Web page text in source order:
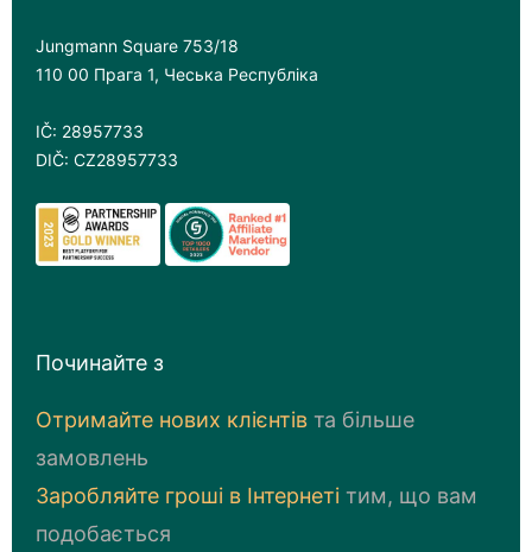
Jungmann Square 753/18
110 00 Прага 1, Чеська Республіка
IČ: 28957733
DIČ: CZ28957733
Починайте з
Отримайте нових клієнтів та більше
замовлень
Заробляйте грошi в Iнтернетi тим, що вам
подобається